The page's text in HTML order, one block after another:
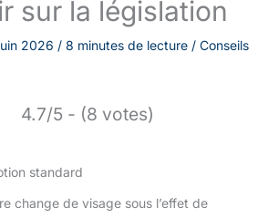
sur la législation
2026 / 8 minutes de lecture / Conseils
4.7/5 - (8 votes)
change de visage sous l’effet de